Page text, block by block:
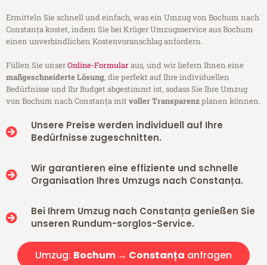
Ermitteln Sie schnell und einfach, was ein Umzug von Bochum nach
Constanța kostet, indem Sie bei Krüger Umzugsservice aus Bochum
einen unverbindlichen Kostenvoranschlag anfordern.
Füllen Sie unserOnline-Formularaus, und wir liefern Ihnen eine
maßgeschneiderte Lösung, die perfekt auf Ihre individuellen
Bedürfnisse und Ihr Budget abgestimmt ist, sodass Sie Ihre Umzug
von Bochum nach Constanța mitvoller Transparenzplanen können.
Unsere Preise werden individuell auf Ihre
Bedürfnisse zugeschnitten.
Wir garantieren eine effiziente und schnelle
Organisation Ihres Umzugs nach Constanța.
Bei Ihrem Umzug nach Constanța genießen Sie
unseren Rundum-sorglos-Service.
Umzug: Bochum → Constanța anfragen